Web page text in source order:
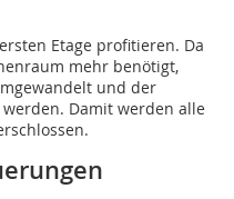
Etage profitieren. Da
mehr benötigt,
und der
Damit werden alle